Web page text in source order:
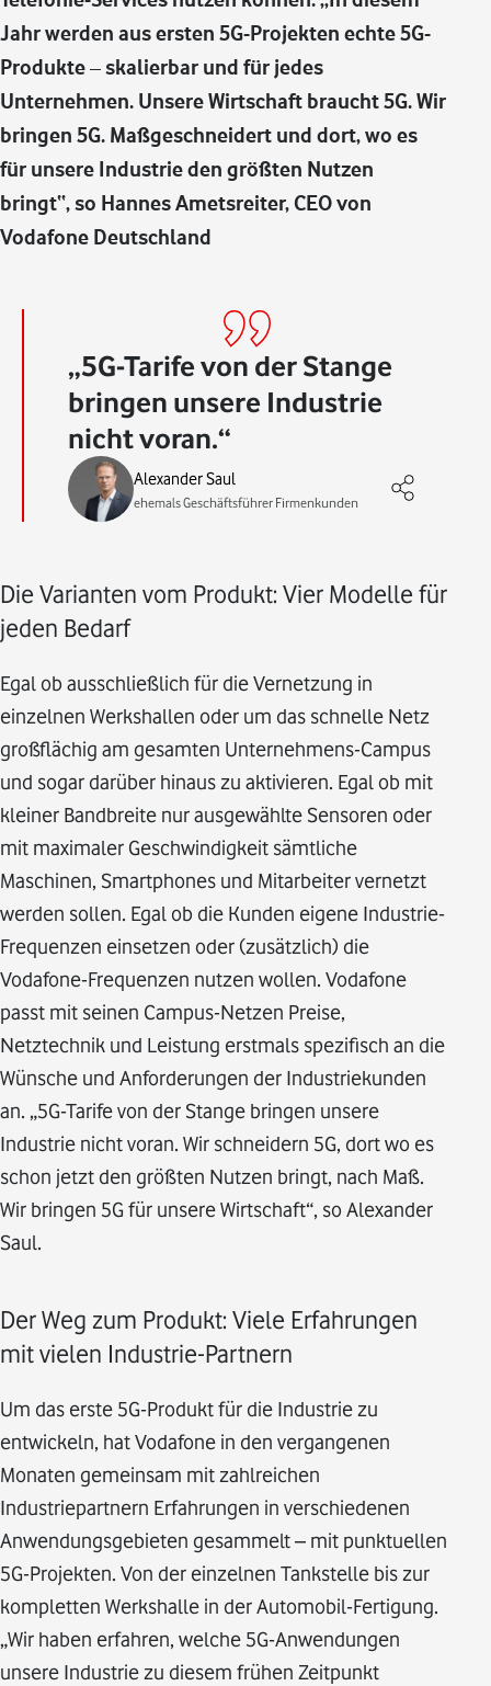
Jahr werden aus ersten 5G-Projekten echte 5G-
Produkte – skalierbar und für jedes
Unternehmen. Unsere Wirtschaft braucht 5G. Wir
bringen 5G. Maßgeschneidert und dort, wo es
für unsere Industrie den größten Nutzen
bringt“, so Hannes Ametsreiter, CEO von
Vodafone Deutschland
5G-Tarife von der Stange
bringen unsere Industrie
nicht voran.
Alexander Saul
ehemals Geschäftsführer Firmenkunden
Die Varianten vom Produkt: Vier Modelle für
jeden Bedarf
Egal ob ausschließlich für die Vernetzung in
einzelnen Werkshallen oder um das schnelle Netz
großflächig am gesamten Unternehmens-Campus
und sogar darüber hinaus zu aktivieren. Egal ob mit
kleiner Bandbreite nur ausgewählte Sensoren oder
mit maximaler Geschwindigkeit sämtliche
Maschinen, Smartphones und Mitarbeiter vernetzt
werden sollen. Egal ob die Kunden eigene Industrie-
Frequenzen einsetzen oder (zusätzlich) die
Vodafone-Frequenzen nutzen wollen. Vodafone
passt mit seinen Campus-Netzen Preise,
Netztechnik und Leistung erstmals spezifisch an die
Wünsche und Anforderungen der Industriekunden
an. „5G-Tarife von der Stange bringen unsere
Industrie nicht voran. Wir schneidern 5G, dort wo es
schon jetzt den größten Nutzen bringt, nach Maß.
Wir bringen 5G für unsere Wirtschaft“, so Alexander
Saul.
Der Weg zum Produkt: Viele Erfahrungen
mit vielen Industrie-Partnern
Um das erste 5G-Produkt für die Industrie zu
entwickeln, hat Vodafone in den vergangenen
Monaten gemeinsam mit zahlreichen
Industriepartnern Erfahrungen in verschiedenen
Anwendungsgebieten gesammelt – mit punktuellen
5G-Projekten. Von der einzelnen Tankstelle bis zur
kompletten Werkshalle in der Automobil-Fertigung.
„Wir haben erfahren, welche 5G-Anwendungen
unsere Industrie zu diesem frühen Zeitpunkt